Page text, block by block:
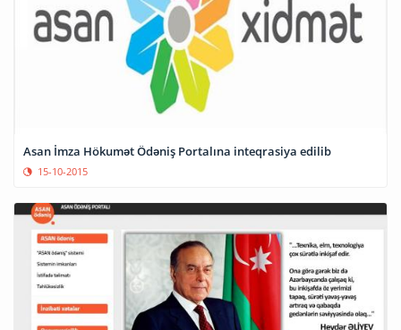
Asan İmza Hökumət Ödəniş Portalına inteqrasiya edilib
15-10-2015